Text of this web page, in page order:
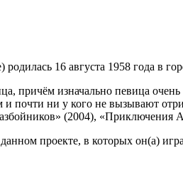
16 августа 1958 года в
причём изначально певица
и почти ни у кого не вызывают
(2004), «Приключения
проекте, в которых он(а)